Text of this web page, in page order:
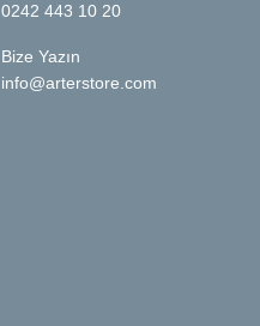
0242 443 10 20
Bize Yazın
info@arterstore.com